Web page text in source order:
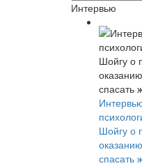
Интервью
Шойгу о
спасать